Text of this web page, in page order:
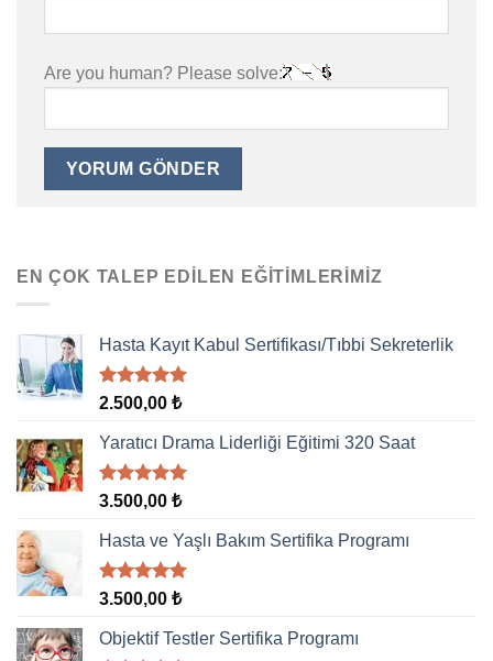
Are you human? Please solve:
EN ÇOK TALEP EDILEN EĞITIMLERIMIZ
Hasta Kayıt Kabul Sertifikası/Tıbbi Sekreterlik
5 üzerinden
aldı
2.500,00 ₺
Yaratıcı Drama Liderliği Eğitimi 320 Saat
5 üzerinden
aldı
3.500,00 ₺
Hasta ve Yaşlı Bakım Sertifika Programı
5 üzerinden
aldı
3.500,00 ₺
Objektif Testler Sertifika Programı